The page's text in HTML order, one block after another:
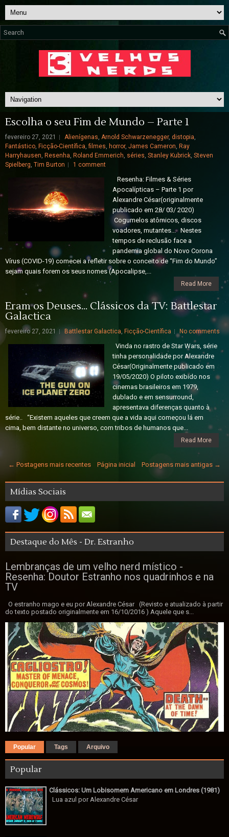
Escolha o seu Fim de Mundo – Parte 1
fevereiro 27, 2021 Alienígenas, Arnold Schwarzenegger, distopia,
Fantástico, Ficção-Científica,filmes, horror, James Cameron, Ray
Harryhausen, Resenha, Roland Emmerich, séries, Stanley Kubrick, Steven
Spielberg, Tim Burton 1 comment
Resenha: Filmes & Séries
Apocalípticas – Parte 1 por
Alexandre César(originalmente
publicado em 28/ 03/ 2020)
Cogumelos atômicos, discos
voadores, mutantes... Nestes
tempos de reclusão face a
pandemia global do Novo Corona
Vírus (COVID-19) comecei a refletir sobre o conceito de “Fim do Mundo”
sejam quais forem os seus nomes (Apocalipse,...
Read More
Eram os Deuses... Clássicos da TV: Battlestar
Galactica
fevereiro 27, 2021 Battlestar Galactica, Ficção-Científica No comments
Vinda no rastro de Star Wars, série
tinha personalidade por Alexandre
César(Originalmente publicado em
19/05/2020) O piloto exibido nos
cinemas brasileiros em 1979,
dublado e em sensurround,
apresentava diferenças quanto à
série.. “Existem aqueles que creem que a vida aqui começou lá em
cima, bem distante no universo, com tribos de humanos que...
Read More
← Postagens mais recentes Postagens mais antigas →
Página inicial
Mídias Sociais
Destaque do Mês - Dr. Estranho
Lembranças de um velho nerd místico -
Resenha: Doutor Estranho nos quadrinhos e na
TV
O estranho mago e eu por Alexandre César (Revisto e atualizado à partir
do texto postado originalmente em 16/10/2016 ) Aquele que s...
Popular Tags Arquivo
Popular
Clássicos: Um Lobisomem Americano em Londres (1981)
Lua azul por Alexandre César